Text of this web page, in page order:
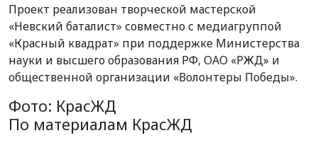
Проект реализован творческой мастерской
«Невский баталист» совместно с медиагруппой
«Красный квадрат» при поддержке Министерства
науки и высшего образования РФ, ОАО «РЖД» и
общественной организации «Волонтеры Победы».
Фото: КрасЖД
По материалам КрасЖД